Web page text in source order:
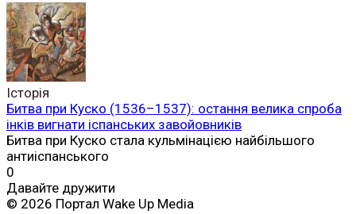
Історія
Битва при Куско (1536–1537): остання велика спроба
інків вигнати іспанських завойовників
Битва при Куско стала кульмінацією найбільшого
антиіспанського
0
Давайте дружити
© 2026 Портал Wake Up Media